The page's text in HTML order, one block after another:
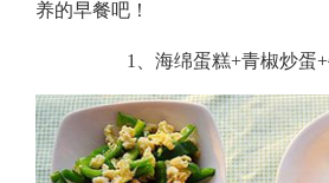
养的早餐吧！
1、海绵蛋糕+青椒炒蛋